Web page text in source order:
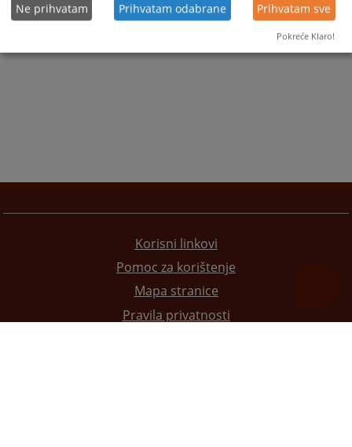
Korisni linkovi
Pomoc za korištenje
Mapa stranice
Pravila privatnosti
Ne prihvatam Prihvatam odabrane Prihvatam sve
Pokreće Klaro!